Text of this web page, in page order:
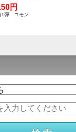
円
1弾 コモン